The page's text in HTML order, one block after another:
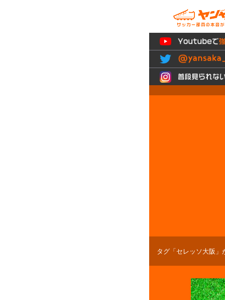
タグ「セレッソ大阪